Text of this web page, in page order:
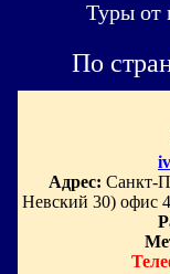
Туры от
По
Адрес: Санкт-
Невский 30) офис